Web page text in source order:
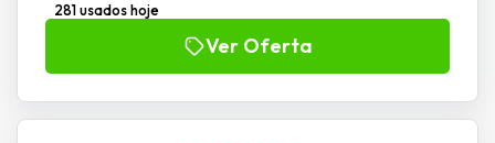
281 usados hoje
Ver Oferta